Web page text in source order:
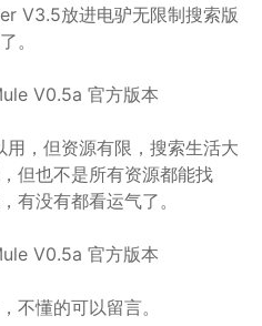
V3.5放进电驴无限制搜索版
。
，但资源有限，搜索生活大
但也不是所有资源都能找
有没有都看运气了。
不懂的可以留言。